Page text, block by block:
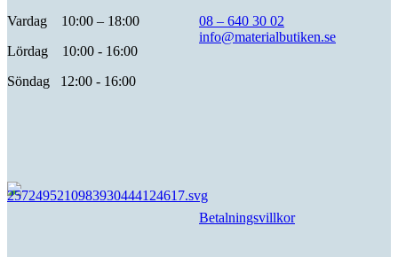
Vardag 10:00 – 18:00
Lördag 10:00 - 16:00
Söndag 12:00 - 16:00
08 – 640 30 02
info@materialbutiken.se
Betalningsvillkor